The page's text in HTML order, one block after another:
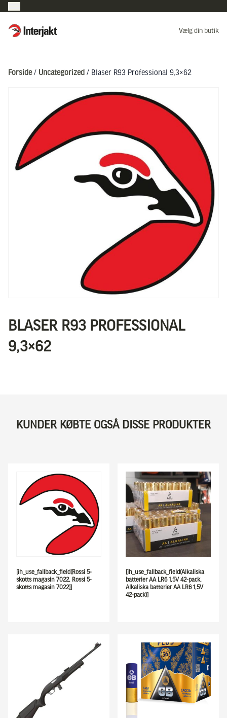
Interjakt DK Vælg din butik
Forside/ Uncategorized / Blaser R93 Professional 9,3×62
BLASER R93 PROFESSIONAL
9,3×62
KUNDER KØBTE OGSÅ DISSE PRODUKTER
[ih_use_fallback_field(Rossi 5-
skotts magasin 7022, Rossi 5-
skotts magasin 7022)]
[ih_use_fallback_field(Alkaliska
batterier AA LR6 1,5V 42-pack,
Alkaliska batterier AA LR6 1,5V
42-pack)]